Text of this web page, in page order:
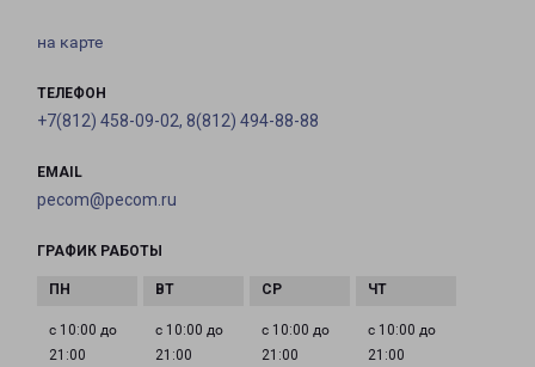
на карте
ТЕЛЕФОН
+7(812) 458-09-02, 8(812) 494-88-88
EMAIL
pecom@pecom.ru
ГРАФИК РАБОТЫ
с 10:00 до
21:00
с 10:00 до
21:00
с 10:00 до
21:00
с 10:00 до
21:00